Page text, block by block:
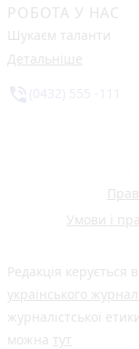
РОБОТА У НАС
Шукаєм таланти
Детальніше
Умови і
Редакція керується в
українського
журналістської
можна тут